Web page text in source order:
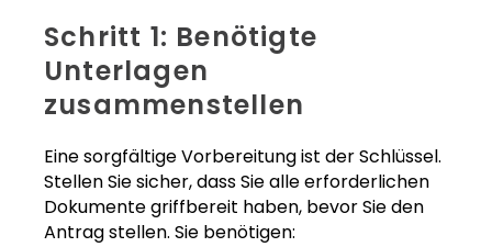
Schritt 1: Benötigte
Unterlagen
zusammenstellen
Eine sorgfältige Vorbereitung ist der Schlüssel.
Stellen Sie sicher, dass Sie alle erforderlichen
Dokumente griffbereit haben, bevor Sie den
Antrag stellen. Sie benötigen: